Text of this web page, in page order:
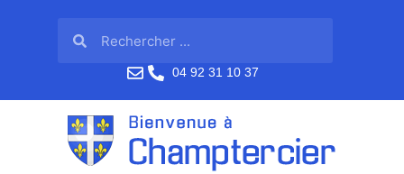
04 92 31 10 37